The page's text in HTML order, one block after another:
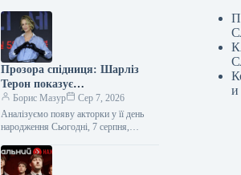
Прозора спідниця: Шарліз
Терон показує
найвідважніший тренд 2026
року
Борис Мазур
Сер 7, 2026
Аналізуємо появу акторки у її день
народження Сьогодні, 7 серпня,
чудова нагода звернути увагу…
и